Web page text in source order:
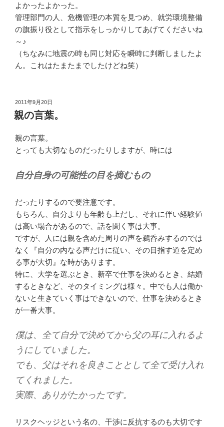
よかったよかった。
管理部門の人、危機管理の本質を見つめ、就労環境整備
の旗振り役として指示をしっかりしてあげてくださいね
～♪
（ちなみに地震の時も同じ対応を瞬時に判断しましたよ
ん。これはたまたまでしたけどね笑）
投
稿
日:
2011年9月20日
親の言葉。
親の言葉。
とっても大切なものだったりしますが、時には
自分自身の可能性の目を摘むもの
だったりするので要注意です。
もちろん、自分よりも年齢も上だし、それに伴い経験値
は高い場合があるので、話を聞く事は大事。
ですが、人には親を含めた周りの声を鵜呑みするのでは
なく『自分の内なる声だけに従い、その目指す道を定め
る事が大切』な時があります。
特に、大学を選ぶとき、新卒で仕事を決めるとき、結婚
するときなど、そのタイミングは様々。中でも人は働か
ないと生きていく事はできないので、仕事を決めるとき
が一番大事。
僕は、全て自分で決めてから父の耳に入れるよ
うにしていました。
でも、父はそれを良きこととして全て受け入れ
てくれました。
実際、ありがたかったです。
リスクヘッジという名の、干渉に反抗するのも大切です